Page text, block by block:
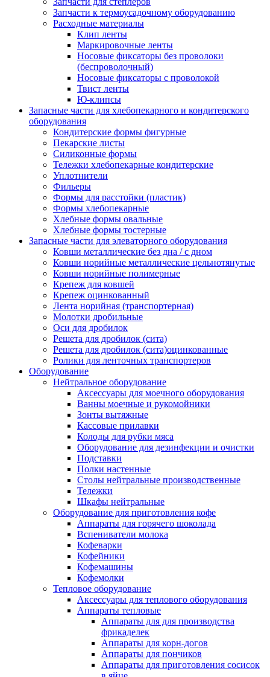
Запчасти к термоусадочному оборудованию
Расходные материалы
Клип ленты
Маркировочные ленты
Носовые фиксаторы без проволоки
(беспроволочный)
Носовые фиксаторы с проволокой
Твист ленты
Ю-клипсы
Запасные части для хлебопекарного и кондитерского
оборудования
Кондитерские формы фигурные
Пекарские листы
Силиконные формы
Тележки хлебопекарные кондитерские
Уплотнители
Фильеры
Формы для расстойки (пластик)
Формы хлебопекарные
Хлебные формы овальные
Хлебные формы тостерные
Запасные части для элеваторного оборудования
Ковши металлические без дна / с дном
Ковши норийные металлические цельнотянутые
Ковши норийные полимерные
Крепеж для ковшей
Крепеж оцинкованный
Лента норийная (транспортерная)
Молотки дробильные
Оси для дробилок
Решета для дробилок (сита)
Решета для дробилок (сита)оцинкованные
Ролики для ленточных транспортеров
Оборудование
Нейтральное оборудование
Аксессуары для моечного оборудования
Ванны моечные и рукомойники
Зонты вытяжные
Кассовые прилавки
Колоды для рубки мяса
Оборудование для дезинфекции и очистки
Подставки
Полки настенные
Столы нейтральные производственные
Тележки
Шкафы нейтральные
Оборудование для приготовления кофе
Аппараты для горячего шоколада
Вспениватели молока
Кофеварки
Кофейники
Кофемашины
Кофемолки
Тепловое оборудование
Аксессуары для теплового оборудования
Аппараты тепловые
Аппараты для для производства
фрикаделек
Аппараты для корн-догов
Аппараты для пончиков
Аппараты для приготовления сосисок